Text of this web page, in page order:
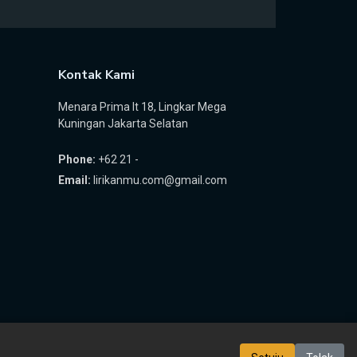
Kontak Kami
Menara Prima lt 18, Lingkar Mega
Kuningan Jakarta Selatan
Phone: +62 21 -
Email: lirikanmu.com@gmail.com